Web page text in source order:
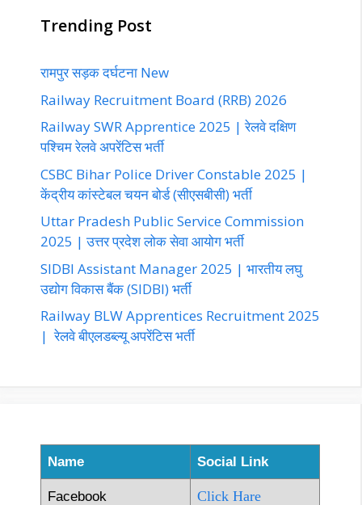
Trending Post
रामपुर सड़क दर्घटना New
Railway Recruitment Board (RRB) 2026
Railway SWR Apprentice 2025 | रेलवे दक्षिण
पश्चिम रेलवे अपरेंटिस भर्ती
CSBC Bihar Police Driver Constable 2025 |
केंद्रीय कांस्टेबल चयन बोर्ड (सीएसबीसी) भर्ती
Uttar Pradesh Public Service Commission
2025 | उत्तर प्रदेश लोक सेवा आयोग भर्ती
SIDBI Assistant Manager 2025 | भारतीय लघु
उद्योग विकास बैंक (SIDBI) भर्ती
Railway BLW Apprentices Recruitment 2025
| रेलवे बीएलडब्ल्यू अपरेंटिस भर्ती
Name Social Link
Facebook Click Hare